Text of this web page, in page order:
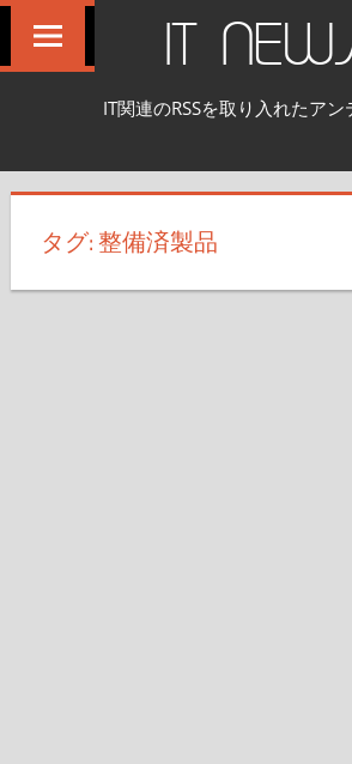
へ
ッ
IT
IT関連のRSSを取り入れたアン
タグ:整備済製品